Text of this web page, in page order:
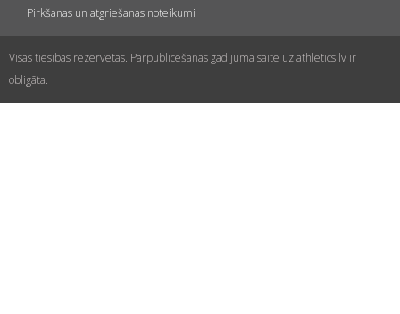
Pirkšanas un atgriešanas noteikumi
Visas tiesības rezervētas. Pārpublicēšanas gadījumā saite uz athletics.lv ir
obligāta.